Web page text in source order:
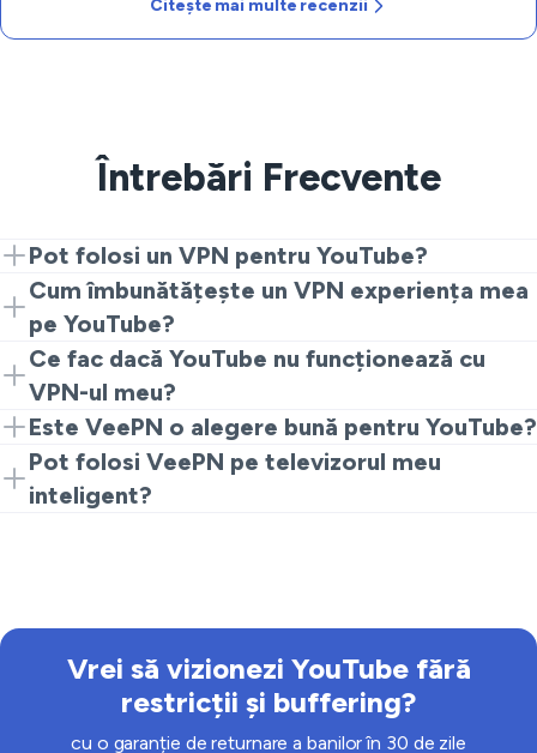
Citește mai multe recenzii
Întrebări Frecvente
Pot folosi un VPN pentru YouTube?
Da, folosind VeePN te poți conecta la orice regiune
acceptată și accesa YouTube fără restricții.
Cum îmbunătățește un VPN experiența mea
pe YouTube?
Un VPN securizează conexiunea ta și te ajută să eviți
limitarea de la ISP, asigurând un streaming fluid.
Ce fac dacă YouTube nu funcționează cu
VPN-ul meu?
Poți încerca să te conectezi la un alt server, să ștergi
cookie-urile din browser sau să schimbi protocoalele
VPN.
Este VeePN o alegere bună pentru YouTube?
Absolut! Cu servere de mare viteză și accent pe
confidențialitate, VeePN este perfect pentru utilizatorii
YouTube.
Pot folosi VeePN pe televizorul meu
inteligent?
Vrei să vizionezi YouTube fără
restricții și buffering?
cu o garanție de returnare a banilor în 30 de zile